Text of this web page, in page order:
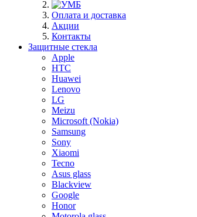
Оплата и доставка
Акции
Контакты
Защитные стекла
Apple
HTC
Huawei
Lenovo
LG
Meizu
Microsoft (Nokia)
Samsung
Sony
Xiaomi
Tecno
Asus glass
Blackview
Google
Honor